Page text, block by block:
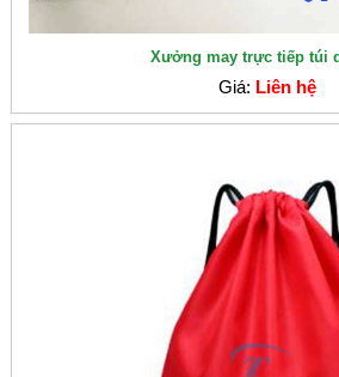
Xưởng may trực tiếp túi
Giá: Liên hệ